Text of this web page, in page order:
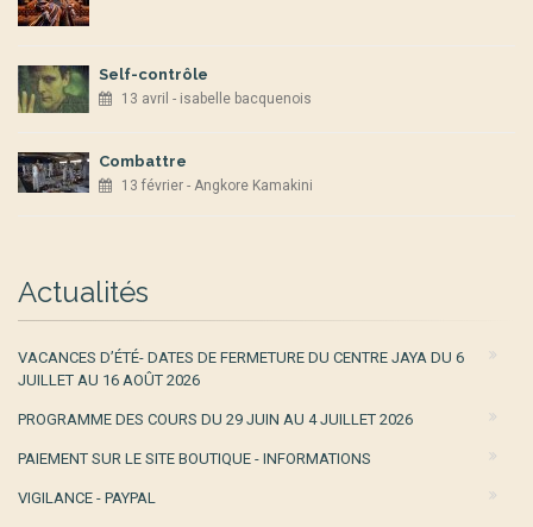
Self-contrôle
13 avril - isabelle bacquenois
Combattre
13 février - Angkore Kamakini
Actualités
VACANCES D’ÉTÉ- DATES DE FERMETURE DU CENTRE JAYA DU 6
JUILLET AU 16 AOÛT 2026
PROGRAMME DES COURS DU 29 JUIN AU 4 JUILLET 2026
PAIEMENT SUR LE SITE BOUTIQUE - INFORMATIONS
VIGILANCE - PAYPAL